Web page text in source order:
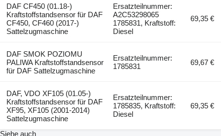
DAF CF450 (01.18-)
Kraftstoffstandsensor für DAF
CF450, CF460 (2017-)
Sattelzugmaschine
Ersatzteilnummer:
A2C53298065
1785831, Kraftstoff:
Diesel
69,35 €
DAF SMOK POZIOMU
PALIWA Kraftstoffstandsensor
für DAF Sattelzugmaschine
Ersatzteilnummer:
1785831
69,67 €
DAF, VDO XF105 (01.05-)
Kraftstoffstandsensor für DAF
XF95, XF105 (2001-2014)
Sattelzugmaschine
Ersatzteilnummer:
1785835, Kraftstoff:
Diesel
69,35 €
Siehe auch